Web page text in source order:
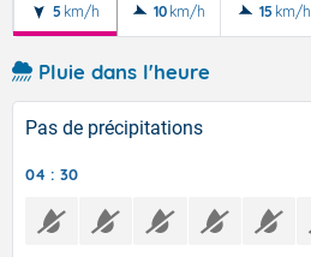
5 km/h 10 km/h 15 km/h
Pluie dans l'heure
Pas de précipitations
04 : 30